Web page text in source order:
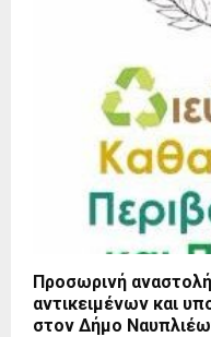
Προσωρινή
αντικειμένων και
στον Δήμο